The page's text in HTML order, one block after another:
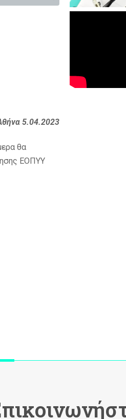
5.04.2023
θα
ΕΟΠΥΥ